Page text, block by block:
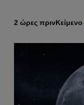
2 ώρες πρινΚείμενο